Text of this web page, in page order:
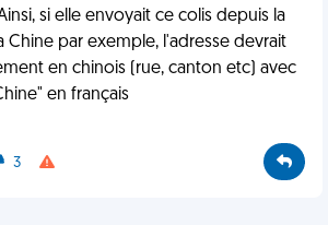
si elle envoyait ce colis depuis la
Chine par exemple, l'adresse devrait
en chinois (rue, canton etc) avec
en français
3